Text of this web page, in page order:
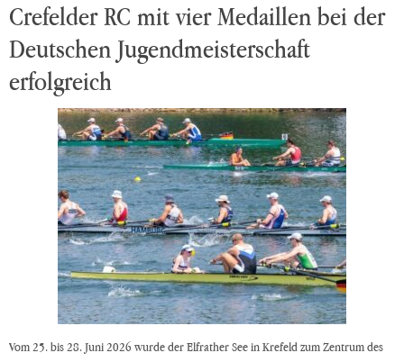
Crefelder RC mit vier Medaillen bei der
Deutschen Jugendmeisterschaft
erfolgreich
Vom 25. bis 28. Juni 2026 wurde der Elfrather See in Krefeld zum Zentrum des